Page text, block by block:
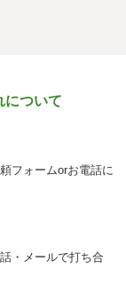
有個人データ
・追加または
す。
報の取扱いに
ください。
して、本人が容
を行っており
について
フォームorお電話に
・メールで打ち合